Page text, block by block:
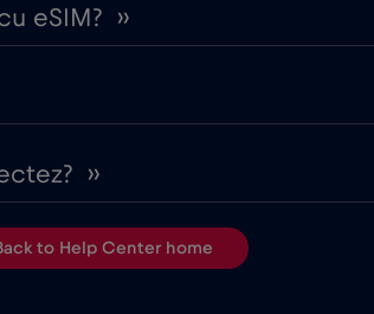
eSIM? ››
››
to Help Center home